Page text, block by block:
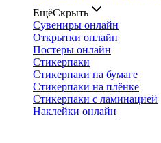
ЕщёСкрыть
Сувениры онлайн
Открытки онлайн
Постеры онлайн
Стикерпаки
Стикерпаки на бумаге
Стикерпаки на плёнке
Стикерпаки с ламинацией
Наклейки онлайн